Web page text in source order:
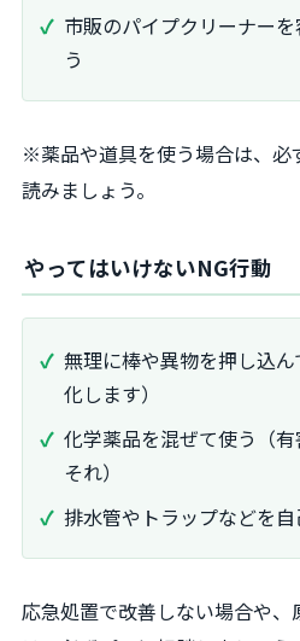
市販のパイプクリーナー
う
※薬品や道具を使う場合は、必
読みましょう。
やってはいけないNG行動
無理に棒や異物を押し込
化します）
化学薬品を混ぜて使う（
それ）
排水管やトラップなどを
応急処置で改善しない場合や